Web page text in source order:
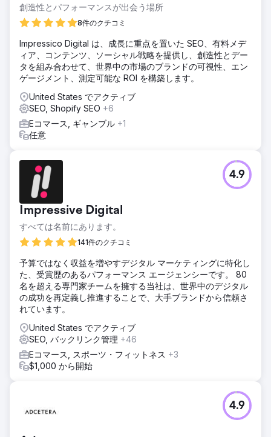
創造性とパフォーマンスが出会う場所
8件のクチコミ
Impressico Digital は、成長に重点を置いた SEO、有料メデ
ィア、コンテンツ、ソーシャル戦略を提供し、創造性とデー
タを組み合わせて、世界中の市場のブランドの可視性、エン
ゲージメント、測定可能な ROI を構築します。
United States でアクティブ
SEO, Shopify SEO +6
Eコマース, ギャンブル +1
任意
Impressive Digital
すべては名前にあります。
141件のクチコミ
4.9
予算ではなく収益を増やすデジタル マーケティングに特化し
た、受賞歴のあるパフォーマンス エージェンシーです。 80
名を超える専門家チームを擁する当社は、世界中のデジタル
の成功を再定義し推進することで、大手ブランドから信頼さ
れています。
United States でアクティブ
SEO, バックリンク管理 +46
Eコマース, スポーツ・フィットネス +3
$1,000 から開始
4.9